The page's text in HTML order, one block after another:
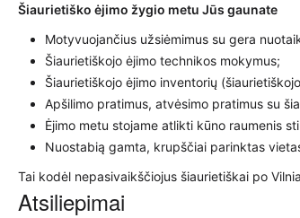
Šiaurietiško ėjimo žygio metu Jūs gaunate
Motyvuojančius užsiėmimus su gera
Šiaurietiškojo ėjimo technikos mokymus;
Šiaurietiškojo ėjimo inventorių
Apšilimo pratimus, atvėsimo pratimus su
Ėjimo metu stojame atlikti kūno raumenis
Nuostabią gamta, krupščiai parinktas
Tai kodėl nepasivaikščiojus šiaurietiškai po
Atsiliepimai